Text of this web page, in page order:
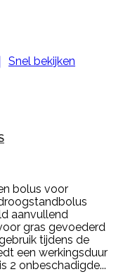
Snel bekijken
bolus voor
aanvullend
gras gevoederd
tijdens de
een werkingsduur
2 onbeschadigde...